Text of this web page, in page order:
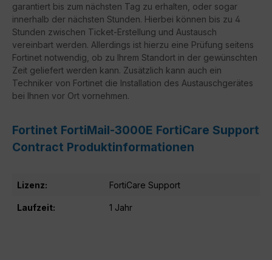
garantiert bis zum nächsten Tag zu erhalten, oder sogar
innerhalb der nächsten Stunden. Hierbei können bis zu 4
Stunden zwischen Ticket-Erstellung und Austausch
vereinbart werden. Allerdings ist hierzu eine Prüfung seitens
Fortinet notwendig, ob zu Ihrem Standort in der gewünschten
Zeit geliefert werden kann. Zusätzlich kann auch ein
Techniker von Fortinet die Installation des Austauschgerätes
bei Ihnen vor Ort vornehmen.
Fortinet FortiMail-3000E FortiCare Support
Contract Produktinformationen
Lizenz: FortiCare Support
Laufzeit: 1 Jahr